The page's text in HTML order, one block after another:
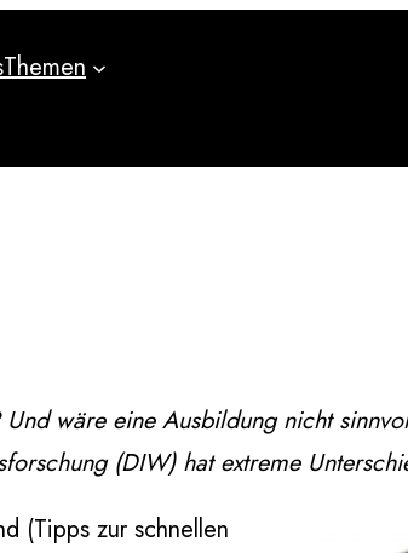
Themen
wäre eine Ausbildung nicht
(DIW) hat extreme
(Tipps zur schnellen